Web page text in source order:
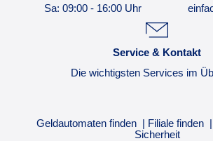
Sa: 09:00 - 16:00 Uhr
Service & Kontakt
Die wichtigsten Services im
Geldautomaten finden Filiale finden
Sicherheit